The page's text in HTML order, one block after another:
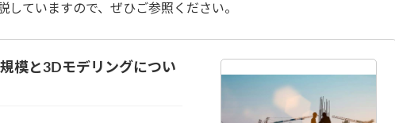
ていますので、ぜひご参照ください。
模と3Dモデリングについ